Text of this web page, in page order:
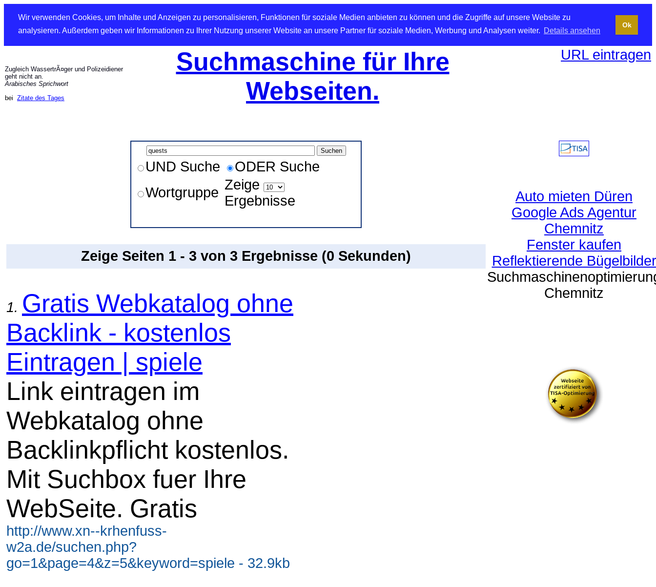
Wir verwenden Cookies, um Inhalte und Anzeigen zu personalisieren, Funktionen für soziale Medien anbieten zu können und die Zugriffe auf unsere Website zu
analysieren. Außerdem geben wir Informationen zu Ihrer Nutzung unserer Website an unsere Partner für soziale Medien, Werbung und Analysen weiter. Details ansehen
Ok
Zugleich WassertrÃ¤ger und Polizeidiener
geht nicht an.
Arabisches Sprichwort
bei Zitate des Tages
Suchmaschine für Ihre
Webseiten.
URL eintragen
UND Suche
ODER Suche
Wortgruppe Zeige
Ergebnisse
Zeige Seiten 1 - 3 von 3 Ergebnisse (0 Sekunden)
1. Gratis Webkatalog ohne
Backlink - kostenlos
Eintragen | spiele
Link eintragen im
Webkatalog ohne
Backlinkpflicht kostenlos.
Mit Suchbox fuer Ihre
WebSeite. Gratis
http://www.xn--krhenfuss-
w2a.de/suchen.php?
go=1&page=4&z=5&keyword=spiele - 32.9kb
Auto mieten Düren
Google Ads Agentur
Chemnitz
Fenster kaufen
Reflektierende Bügelbilder
Chemnitz